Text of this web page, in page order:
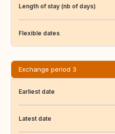
Length of stay (nb of days)
Flexible dates
Exchange period 3
Earliest date
Latest date